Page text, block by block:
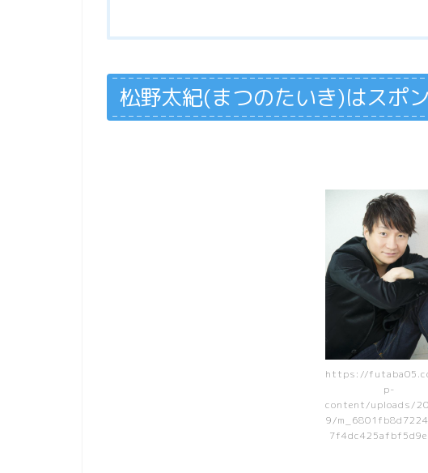
松野太紀(まつのたいき)はスポ
https://
p-
content/uploads/
9/